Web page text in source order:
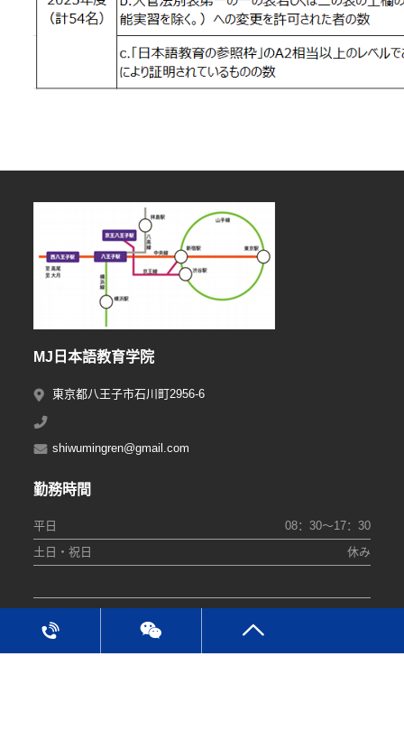
MJ日本語教育学院
東京都八王子市石川町2956-6
shiwumingren@gmail.com
勤務時間
08：30～17：30
平日
休み
土日・祝日
Copyright © 2020 MJ日本語教育学院 All Rights Reserved 备:粤
ICP备88888888888号